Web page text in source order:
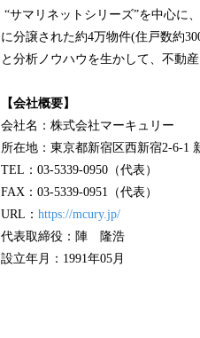
“サマリネットシリーズ”を中心に
に分譲された約4万物件(住戸数約
と分析ノウハウを生かして、不動
【会社概要】
会社名：株式会社マーキュリー
所在地：東京都新宿区西新宿2-6-1
TEL：03-5339-0950（代表）
FAX：03-5339-0951（代表）
URL： https://mcury.jp/
代表取締役：陣 隆浩
設立年月：1991年05月